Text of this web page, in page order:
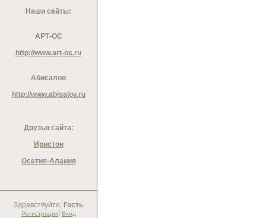
Наши сайты:
АРТ-ОС
http://www.art-os.ru
Абисалов
http://www.abisalov.ru
Друзья сайта:
Иристон
Осетия-Алания
Здравствуйте, Гость
Регистрация| Вход